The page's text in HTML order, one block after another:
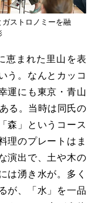
ストロノミーを融
恵まれた里山を表
う。なんとカッコ
運にも東京・青山
る。当時は同氏の
森」というコース
理のプレートはま
演出で、土や木の
は湧き水が。多く
が、「水」を一品